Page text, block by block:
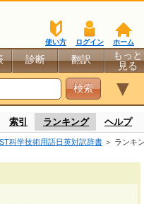
ホーム
ログイン
使い方
診断 翻訳
もっと
見る
▼
索引 ランキング ヘルプ
科学技術用語日英対訳辞書 ＞ ランキ